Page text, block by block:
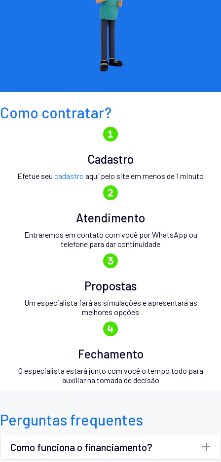
Como contratar?
Cadastro
Efetue seu cadastro aqui pelo site em menos de 1 minuto
Atendimento
Entraremos em contato com você por WhatsApp ou
telefone para dar continuidade
Propostas
Um especialista fará as simulações e apresentará as
melhores opções
Fechamento
O especialista estará junto com você o tempo todo para
auxiliar na tomada de decisão
Perguntas frequentes
Como funciona o financiamento?